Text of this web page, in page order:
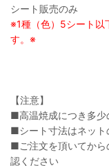
シート販売のみ
※1種（色）5シート以
す。※
【注意】
■高温焼成につき多少
■シート寸法はネット
■ご注文を頂いてから
認ください